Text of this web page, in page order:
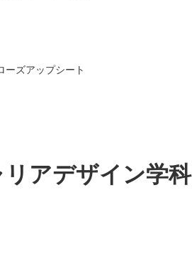
ーズアップシート
アデザイン学科